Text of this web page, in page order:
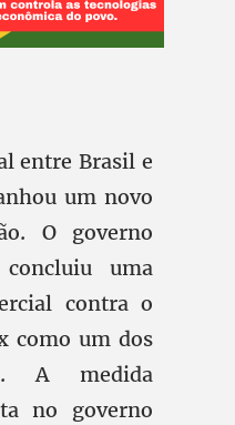
entre Brasil e
um novo
O governo
uma
contra o
como um dos
A medida
no governo